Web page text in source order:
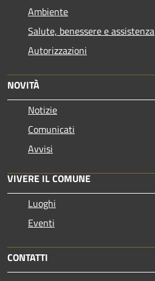
Ambiente
Salute, benessere e assistenza
Autorizzazioni
NOVITÀ
Notizie
Comunicati
Avvisi
VIVERE IL COMUNE
Luoghi
Eventi
CONTATTI